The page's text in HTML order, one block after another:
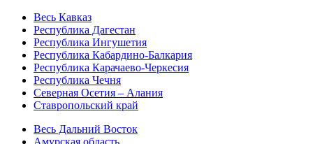
Весь Кавказ
Республика Дагестан
Республика Ингушетия
Республика Кабардино-Балкария
Республика Карачаево-Черкесия
Республика Чечня
Северная Осетия – Алания
Ставропольский край
Весь Дальний Восток
Амурская область